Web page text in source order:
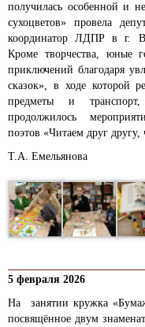
получилась особенной и
сухоцветов» провела
координатор ЛДПР в г.
Кроме творчества, юные
приключений благодаря
сказок», в ходе которой
предметы и
продолжилось
поэтов «Читаем друг
Т.А. Емельянова
5 февраля 2026
На занятии кружка
посвящённое двум